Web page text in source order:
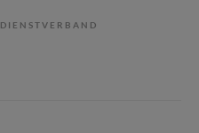
DIENSTVERBAND